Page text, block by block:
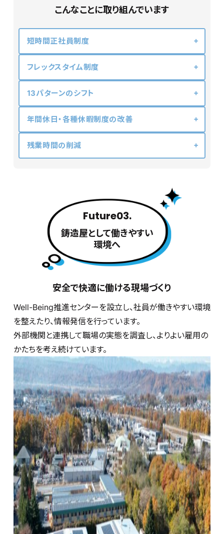
こんなことに取り組んでいます
短時間正社員制度
フレックスタイム制度
13パターンのシフト
年間休日・各種休暇制度の改善
残業時間の削減
Future03.
鋳造屋として働きやすい
環境へ
安全で快適に働ける現場づくり
Well-Being推進センターを設立し、社員が働きやすい環境
を整えたり、情報発信を行っています。
外部機関と連携して職場の実態を調査し、よりよい雇用の
かたちを考え続けています。